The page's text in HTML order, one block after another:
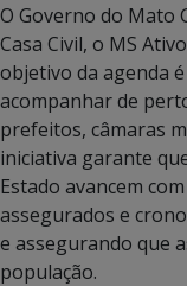
O Governo do Mato
Casa Civil, o MS
objetivo da agenda
acompanhar de
prefeitos, câmaras
iniciativa garante
Estado avancem
assegurados e
e assegurando que
população.